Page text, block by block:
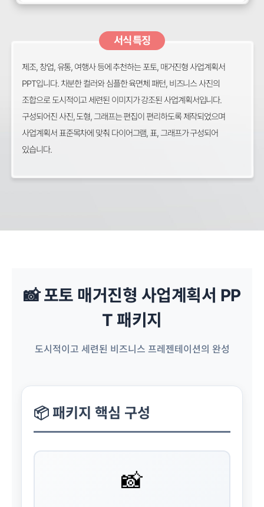
서식 특징
제조, 창업, 유통, 여행사 등에 추천하는 포토, 매거진형 사업계획서
PPT입니다. 차분한 컬러와 심플한 육면체 패턴, 비즈니스 사진의
조합으로 도시적이고 세련된 이미지가 강조된 사업계획서입니다.
구성되어진 사진, 도형, 그래프는 편집이 편리하도록 제작되었으며
사업계획서 표준목차에 맞춰 다이어그램, 표, 그래프가 구성되어
있습니다.
📸 포토 매거진형 사업계획서 PP
T 패키지
도시적이고 세련된 비즈니스 프레젠테이션의 완성
📦 패키지 핵심 구성
📸